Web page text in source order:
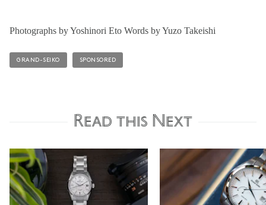
Photographs by Yoshinori Eto Words by Yuzo Takeishi
GRAND-SEIKO SPONSORED
Read this Next